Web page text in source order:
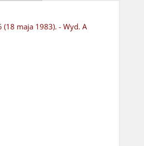
(18 maja 1983). - Wyd. A